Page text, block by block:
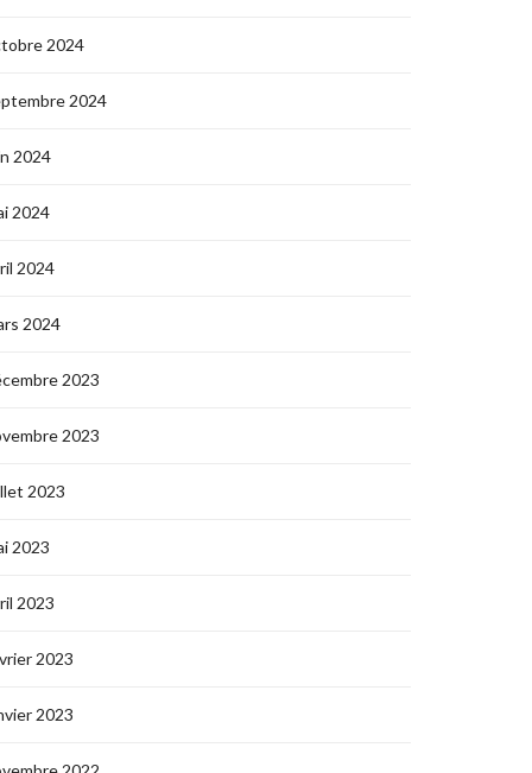
2024
2024
2024
2024
2024
2024
2023
2023
2023
2023
2023
2023
2023